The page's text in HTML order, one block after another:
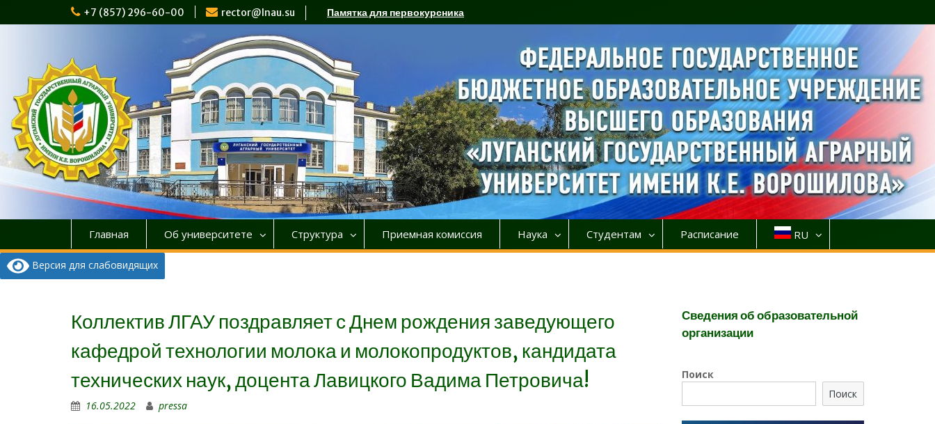
к
+7 (857) 296-60-00 rector@lnau.su Памятка для первокурсника
Главная Об университете Структура Приемная комиссия Наука Студентам Расписание RU
Версия для слабовидящих
Коллектив ЛГАУ поздравляет с Днем рождения заведующего
кафедрой технологии молока и молокопродуктов, кандидата
технических наук, доцента Лавицкого Вадима Петровича!
16.05.2022 pressa
Сведения об образовательной
организации
Поиск
Поиск